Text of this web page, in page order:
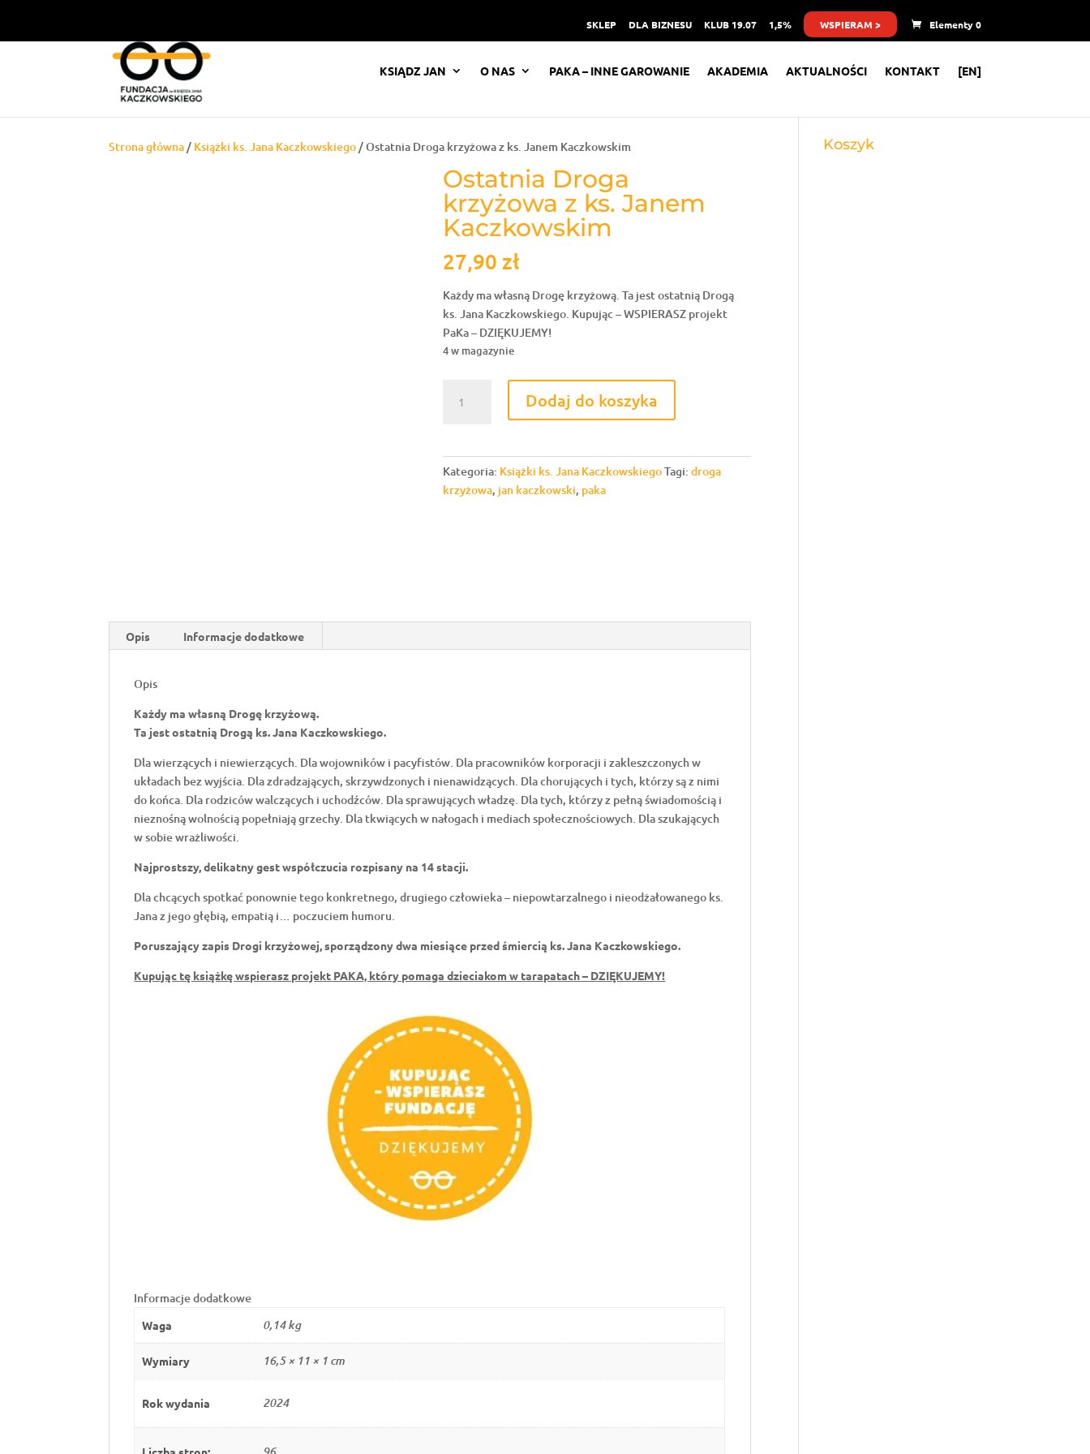
SKLEP DLA BIZNESU KLUB 19.07 1,5% WSPIERAM > Elementy 0
KSIĄDZ JAN O NAS PAKA – INNE GAROWANIE AKADEMIA AKTUALNOŚCI KONTAKT [EN]
Strona główna/ Książki ks. Jana Kaczkowskiego/ Ostatnia Droga krzyżowa z ks. Janem Kaczkowskim
Ostatnia Droga
krzyżowa z ks. Janem
Kaczkowskim
27,90zł
Każdy ma własną Drogę krzyżową. Ta jest ostatnią Drogą
ks. Jana Kaczkowskiego. Kupując – WSPIERASZ projekt
PaKa – DZIĘKUJEMY!
4 w magazynie
Ostatnia
ks.
Janem
Dodaj do koszyka
Kategoria: Książki ks. Jana KaczkowskiegoTagi:droga
krzyżowa, jan kaczkowski, paka
Opis Informacje dodatkowe
Opis
Każdy ma własną Drogę krzyżową.
Ta jest ostatnią Drogą ks. Jana Kaczkowskiego.
Dla wierzących i niewierzących. Dla wojowników i pacyfistów. Dla pracowników korporacji i zakleszczonych w
układach bez wyjścia. Dla zdradzających, skrzywdzonych i nienawidzących. Dla chorujących i tych, którzy są z nimi
do końca. Dla rodziców walczących i uchodźców. Dla sprawujących władzę. Dla tych, którzy z pełną świadomością i
nieznośną wolnością popełniają grzechy. Dla tkwiących w nałogach i mediach społecznościowych. Dla szukających
w sobie wrażliwości.
Najprostszy, delikatny gest współczucia rozpisany na 14 stacji.
Dla chcących spotkać ponownie tego konkretnego, drugiego człowieka – niepowtarzalnego i nieodżałowanego ks.
Jana z jego głębią, empatią i… poczuciem humoru.
Poruszający zapis Drogi krzyżowej, sporządzony dwa miesiące przed śmiercią ks. Jana Kaczkowskiego.
Kupując tę książkę wspierasz projekt PAKA, który pomaga dzieciakom w tarapatach – DZIĘKUJEMY!
Informacje dodatkowe
Waga 0,14 kg
Wymiary 16,5 × 11 × 1 cm
Rok wydania 2024
Koszyk